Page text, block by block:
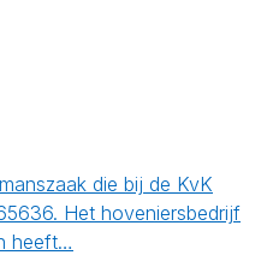
die bij de KvK
Het hoveniersbedrijf
heeft…